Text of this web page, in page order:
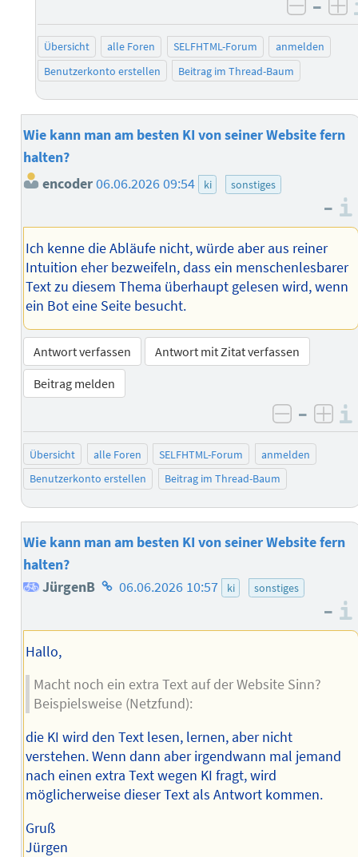
–
Übersicht alle Foren SELFHTML-Forum
anmelden
Benutzerkonto erstellen
Beitrag im Thread-Baum
Wie kann man am besten KI von seiner Website fern
halten?
encoder06.06.2026 09:54 ki sonstiges
–
Ich kenne die Abläufe nicht, würde aber aus reiner
Intuition eher bezweifeln, dass ein menschenlesbarer
Text zu diesem Thema überhaupt gelesen wird, wenn
ein Bot eine Seite besucht.
Antwort verfassen
Antwort mit Zitat verfassen
Beitrag melden
negativ
–
Übersicht alle Foren SELFHTML-Forum
anmelden
Benutzerkonto erstellen
Beitrag im Thread-Baum
Wie kann man am besten KI von seiner Website fern
halten?
JürgenB Homepage
Autors
06.06.2026 10:57 ki sonstiges
–
Hallo,
Macht noch ein extra Text auf der Website Sinn?
Beispielsweise (Netzfund):
die KI wird den Text lesen, lernen, aber nicht
verstehen. Wenn dann aber irgendwann mal jemand
nach einen extra Text wegen KI fragt, wird
möglicherweise dieser Text als Antwort kommen.
Gruß
Jürgen